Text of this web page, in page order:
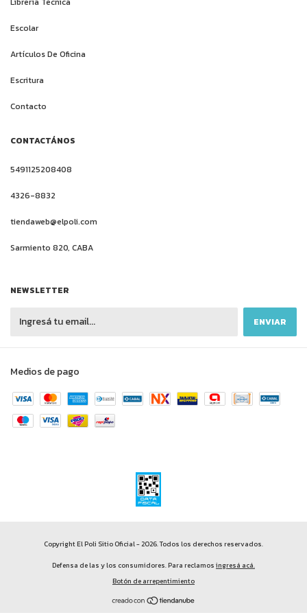
Escolar
Artículos De Oficina
Escritura
Contacto
CONTACTÁNOS
5491125208408
4326-8832
tiendaweb@elpoli.com
Sarmiento 820, CABA
NEWSLETTER
Medios de pago
Copyright El Poli Sitio Oficial - 2026. Todos los derechos reservados.
Defensa de las y los consumidores. Para reclamos ingresá acá.
Botón de arrepentimiento